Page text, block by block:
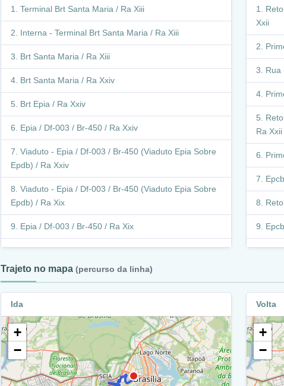
Terminal Brt Santa Maria / Ra Xiii
Interna - Terminal Brt Santa Maria / Ra Xiii
Brt Santa Maria / Ra Xiii
Brt Santa Maria / Ra Xxiv
Brt Epia / Ra Xxiv
Epia / Df-003 / Br-450 / Ra Xxiv
Viaduto - Epia / Df-003 / Br-450 (Viaduto Epia Sobre
Epdb) / Ra Xxiv
Viaduto - Epia / Df-003 / Br-450 (Viaduto Epia Sobre
Epdb) / Ra Xix
Epia / Df-003 / Br-450 / Ra Xix
Marginal - Epia / Df-003 / Br-450 / Ra Xix
Marginal - Epia / Df-003 / Br-450 / Ra I
Marginal - Epia / Df-003 / Br-450 / Ra I
Epia / Df-003 / Br-450 / Ra I
Epia / Df-003 / Br-450 / Ra Xxii
Xxii
Rua
Ra Xxii
Via
Ra Xi
Trajeto no mapa (percurso da linha)
Ida
+
−
Volta
+
−